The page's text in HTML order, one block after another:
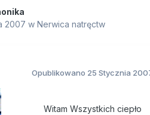
2007 w Nerwica natręctw
Opublikowano 25 Stycznia
Witam Wszystkich ciepło